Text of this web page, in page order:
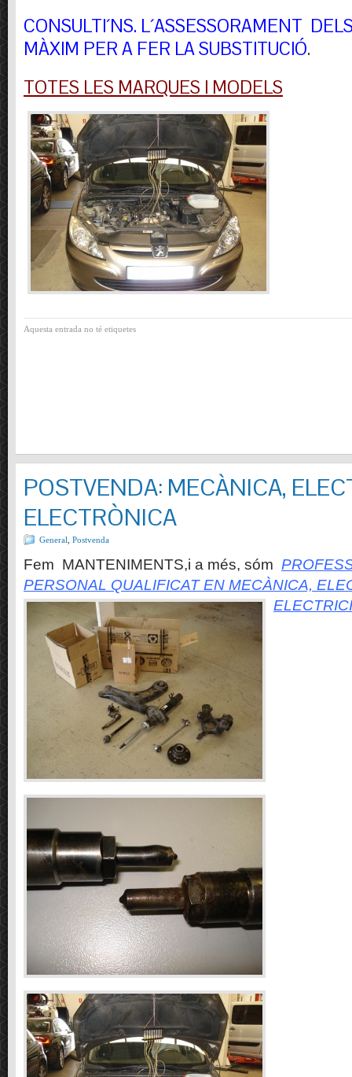
CONSULTI´NS. L´ASSESSORAMENT
MÀXIM PER A FER LA SUBSTITUCIÓ.
TOTES LES MARQUES I MODELS
Aquesta entrada no té etiquetes
POSTVENDA: MECÀNICA,
ELECTRÒNICA
General Postvenda
Fem MANTENIMENTS,i a més, sóm
PERSONAL QUALIFICAT EN MECÀNICA,